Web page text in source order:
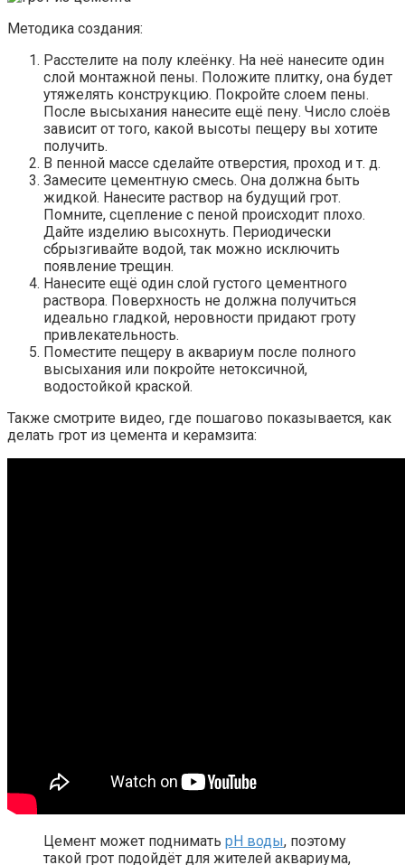
Методика создания:
Расстелите на полу клеёнку. На неё нанесите один
слой монтажной пены. Положите плитку, она будет
утяжелять конструкцию. Покройте слоем пены.
После высыхания нанесите ещё пену. Число слоёв
зависит от того, какой высоты пещеру вы хотите
получить.
В пенной массе сделайте отверстия, проход и т. д.
Замесите цементную смесь. Она должна быть
жидкой. Нанесите раствор на будущий грот.
Помните, сцепление с пеной происходит плохо.
Дайте изделию высохнуть. Периодически
сбрызгивайте водой, так можно исключить
появление трещин.
Нанесите ещё один слой густого цементного
раствора. Поверхность не должна получиться
идеально гладкой, неровности придают гроту
привлекательность.
Поместите пещеру в аквариум после полного
высыхания или покройте нетоксичной,
водостойкой краской.
Также смотрите видео, где пошагово показывается, как
делать грот из цемента и керамзита:
Цемент может поднимать pH воды, поэтому
такой грот подойдёт для жителей аквариума,